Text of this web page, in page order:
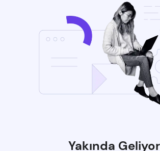
Yakında Geliyor